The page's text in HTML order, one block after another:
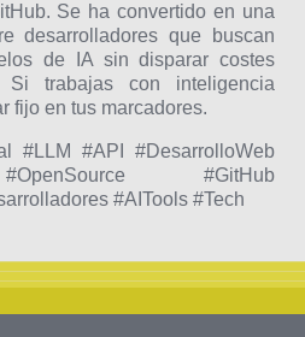
Se ha convertido en una
desarrolladores que buscan
de IA sin disparar costes
trabajas con inteligencia
fijo en tus marcadores.
#LLM #API #DesarrolloWeb
#GitHub
#AITools #Tech